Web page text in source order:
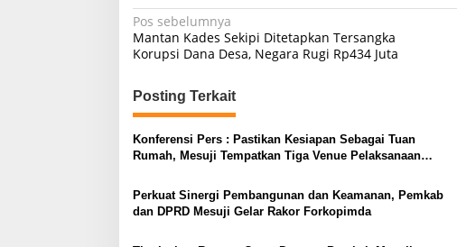
N
a
i
a
i
Pos sebelumnya
Mantan Kades Sekipi Ditetapkan Tersangka
Korupsi Dana Desa, Negara Rugi Rp434 Juta
Posting Terkait
Konferensi Pers : Pastikan Kesiapan Sebagai Tuan
Rumah, Mesuji Tempatkan Tiga Venue Pelaksanaan
Perkuat Sinergi Pembangunan dan Keamanan, Pemkab
dan DPRD Mesuji Gelar Rakor Forkopimda